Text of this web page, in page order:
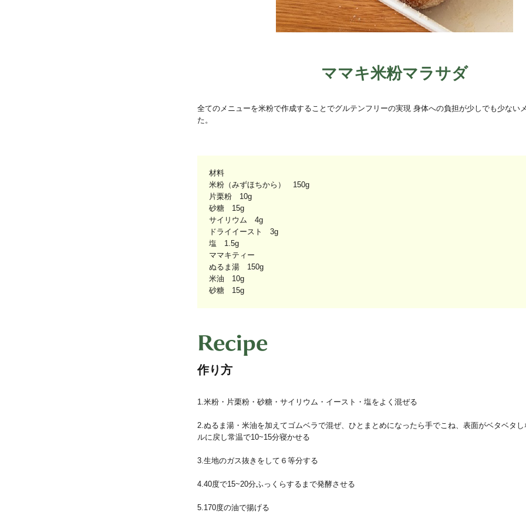
ママキ米粉マラサダ
全てのメニューを米粉で作成することでグルテンフリーの実現 身体への負担が少しでも少ない
た。
材料
米粉（みずほちから） 150g
片栗粉 10g
砂糖 15g
サイリウム 4g
ドライイースト 3g
塩 1.5g
ママキティー
ぬるま湯 150g
米油 10g
砂糖 15g
Recipe
作り方
1.米粉・片栗粉・砂糖・サイリウム・イースト・塩をよく混ぜる
2.ぬるま湯・米油を加えてゴムベラで混ぜ、ひとまとめになったら手でこね、表面がベタベタし
ルに戻し常温で10~15分寝かせる
3.生地のガス抜きをして６等分する
4.40度で15~20分ふっくらするまで発酵させる
5.170度の油で揚げる